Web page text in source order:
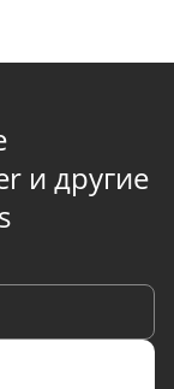
и другие